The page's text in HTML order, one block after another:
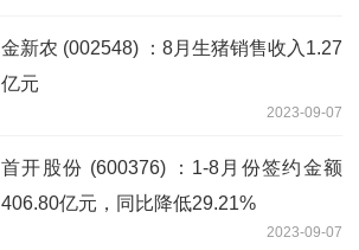
金新农 (002548) ：8月生猪销售收入1.27
亿元
2023-09-07
首开股份 (600376) ：1-8月份签约金额
406.80亿元，同比降低29.21%
2023-09-07